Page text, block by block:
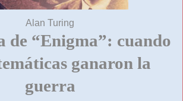
Alan Turing
de “Enigma”: cuando
ganaron la
guerra